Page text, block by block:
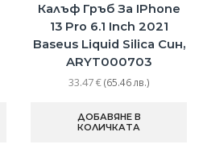
Калъф Гръб За IPhone
13 Pro 6.1 Inch 2021
Baseus Liquid Silica Син,
ARYT000703
33.47€(65.46 лв.)
ДОБАВЯНЕ В
КОЛИЧКАТА